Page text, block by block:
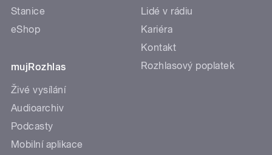
Stanice
eShop
mujRozhlas
Živé vysílání
Audioarchiv
Podcasty
Mobilní aplikace
Lidé v rádiu
Kariéra
Kontakt
Rozhlasový poplatek